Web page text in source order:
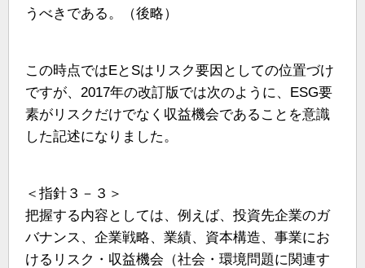
うべきである。（後略）
この時点ではEとSはリスク要因としての位置づけ
ですが、2017年の改訂版では次のように、ESG要
素がリスクだけでなく収益機会であることを意識
した記述になりました。
＜指針３－３＞
把握する内容としては、例えば、投資先企業のガ
バナンス、企業戦略、業績、資本構造、事業にお
けるリスク・収益機会（社会・環境問題に関連す